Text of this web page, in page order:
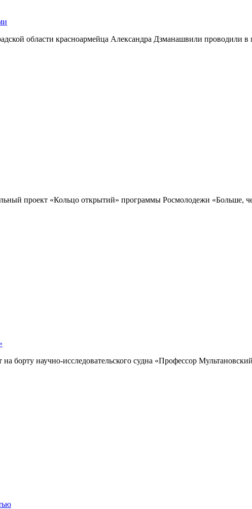
области красноармейца Александра Дзманашвили проводили в
проект «Кольцо открытий» программы Росмолодежи «Больше,
борту научно-исследовательского судна «Профессор